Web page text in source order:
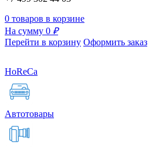
0 товаров в корзине
На сумму 0 ₽
Перейти в корзину Оформить заказ
HoReCa
Автотовары